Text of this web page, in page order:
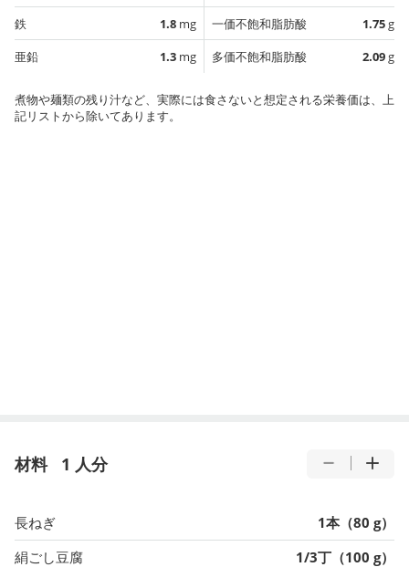
鉄
1.8 mg
亜鉛
1.3 mg
一価不飽和脂肪酸
1.75g
多価不飽和脂肪酸
2.09g
煮物や麺類の残り汁など、実際には食さないと想定される栄養価は、上
記リストから除いてあります。
材料 1 人分
長ねぎ
1本（80 g）
絹ごし豆腐
1/3丁（100 g）